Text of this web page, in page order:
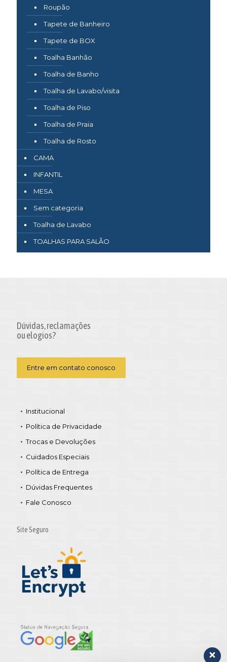
Roupão
Tapete de Banheiro
Tapete de BOX
Toalha Banhão
Toalha de Banho
Toalha de Lavabo/visita
Toalha de Piso
Toalha de Praia
Toalha de Rosto
CAMA
INFANTIL
MESA
Sem categoria
Toalha de Lavabo
TOALHAS PARA SALÃO
Dúvidas, reclamações
ou elogios?
Entre em contato conosco
Institucional
Política de Privacidade
Trocas e Devoluções
Cuidados Especiais
Política de Entrega
Dúvidas Frequentes
Fale Conosco
Site Seguro